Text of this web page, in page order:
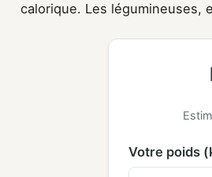
calorique. Les légumineuses,
Votre poids